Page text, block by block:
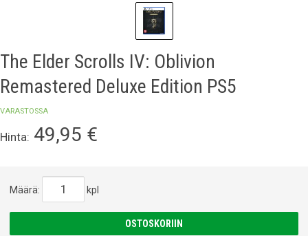
The Elder Scrolls IV: Oblivion
Remastered Deluxe Edition PS5
VARASTOSSA
Hinta: 49,95 €
Määrä: kpl
OSTOSKORIIN